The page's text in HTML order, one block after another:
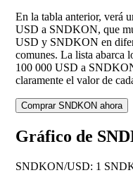
En la tabla anterior, verá
USD a SNDKON, que
USD y SNDKON en
comunes. La lista abarca
100 000 USD a
claramente el valor de
Comprar SNDKON ahora
Gráfico de
SNDKON/USD: 1